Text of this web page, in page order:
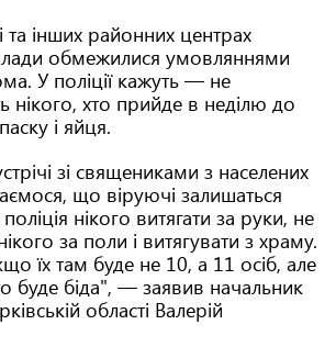
інших районних центрах
обмежилися умовляннями
У поліції кажуть — не
нікого, хто прийде в неділю до
і яйця.
зі священиками з населених
що віруючі залишаться
нікого витягати за руки, не
за поли і витягувати з храму.
їх там буде не 10, а 11 осіб, але
буде біда", — заявив начальник
області Валерій